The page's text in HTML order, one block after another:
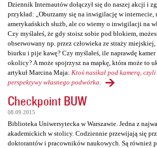
Dziennik Internautów dołączył się do naszej akcji i
przykład: „Oburzamy się na inwigilację w internecie,
amerykańskich służb, ale co wiemy o inwigilacji na
Czy myślałeś, że gdy stoisz sobie pod blokiem,
obserwowany np. przez człowieka ze straży
biurku i pije kawę? Czy myślałeś, ile naprawdę
okolicy? A może spojrzysz na mapkę, która może to
artykuł Marcina Maja: Ktoś nasikał pod kamerą,
perspektywy własnego podwórka
Checkpoint BUW
08.09.2015
Biblioteka Uniwersytecka w Warszawie. Jedna z
akademickich w stolicy. Codziennie przewijają się
doktorantów i pracowników naukowych. Są również